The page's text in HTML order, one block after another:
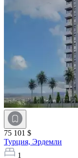
75 101 $
Турция, Эрдемли
1